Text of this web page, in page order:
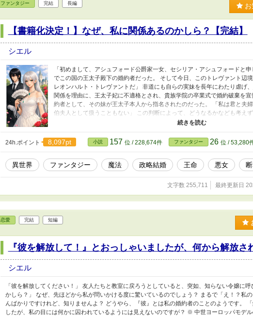
ファンタジー 完結 長編
【書籍化決定！】なぜ、私に関係あるのかしら？【完結】
シエル
「初めまして、アシュフォード公爵家一女、セシリア・アシュフォードと
でこの国の王太子殿下の婚約者だった。 そして今日、このトレヴァント辺
レオンハルト・トレヴァントだ」 非道にも自らの実妹を長年にわたり虐げ
関係を理由に、王太子妃に不適格とされ、貴族学院の卒業式で婚約破棄を
約者として、その妹が王太子本人から指名されたのだった。 「私は君と夫
伯夫人として扱うこともない」 この判断によって、どうなるかなども考え
ーノベル大賞様にて金賞・コミラカイズ賞を 受賞致しました！ 応援し
にありがとうございました┏○))ﾍﾟｺｯ 書籍化・コミラカイズに関しましては
報告させて頂きます。 ※ 中世ヨーロッパ風の世界観です。 ※ ご都合主義で
画像はAIにて作成しております
24h.ポイント 8,097pt 小説 157 位 / 228,674件 ファンタジー 26 位 / 53,280
異世界 ファンタジー 魔法 政略結婚 王命 悪女
文字数 255,711 最終更新日
恋愛 完結 短編
『彼を解放して！』とおっしゃいましたが、何から解放さ
シエル
「彼を解放してください！」 友人たちと教室に戻ろうとしていると、突如、知らない令嬢に
かしら？」 なぜ、先ほどから私が問いかける度に驚いているのでしょう？ まるで「え！？私
んばかりですけれど、知りませんよ？ どうやら、『彼』とは私の婚約者のことのようです。
したが、私の目には何かに囚われているようには見えないのですが？ ※ 中世ヨーロッパモデ